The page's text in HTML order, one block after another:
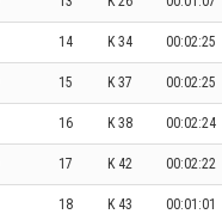
14 K 34 00:02:25
15 K 37 00:02:25
16 K 38 00:02:24
17 K 42 00:02:22
18 K 43 00:01:01